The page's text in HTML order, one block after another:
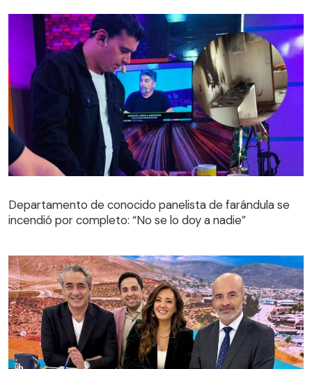
Departamento de conocido panelista de farándula se
incendió por completo: “No se lo doy a nadie”